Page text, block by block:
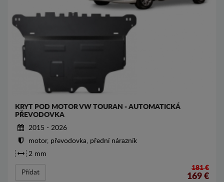
KRYT POD MOTOR VW TOURAN - AUTOMATICKÁ
PŘEVODOVKA
2015 - 2026
motor, převodovka, přední nárazník
2 mm
Přídat
181 €
169 €